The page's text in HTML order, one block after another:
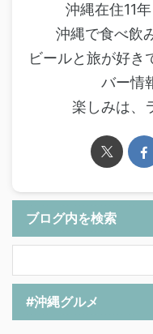
沖縄在住11
沖縄で食べ飲
ビールと旅が好き
バー情
楽しみは、
ブログ内を検索
#沖縄グルメ